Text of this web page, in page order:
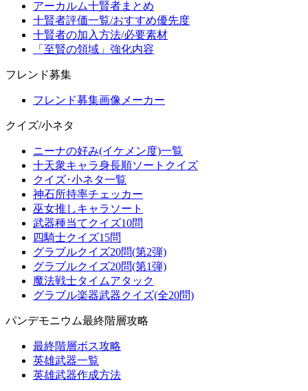
アーカルム十賢者まとめ
十賢者評価一覧/おすすめ優先度
十賢者の加入方法/必要素材
「至賢の領域」強化内容
フレンド募集
フレンド募集画像メーカー
クイズ/小ネタ
ニーナの好み(イケメン度)一覧
十天衆キャラ身長順ソートクイズ
クイズ･小ネタ一覧
神石所持率チェッカー
巫女推しキャラソート
武器種当てクイズ10問
四騎士クイズ15問
グラブルクイズ20問(第2弾)
グラブルクイズ20問(第1弾)
魔法戦士タイムアタック
グラブル楽器武器クイズ(全20問)
パンデモニウム最終階層攻略
最終階層ボス攻略
英雄武器一覧
英雄武器作成方法